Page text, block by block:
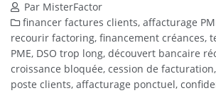
Par MisterFactor
financer factures clients, affacturage
recourir factoring, financement créances,
PME, DSO trop long, découvert bancaire
croissance bloquée, cession de facturation,
poste clients, affacturage ponctuel,